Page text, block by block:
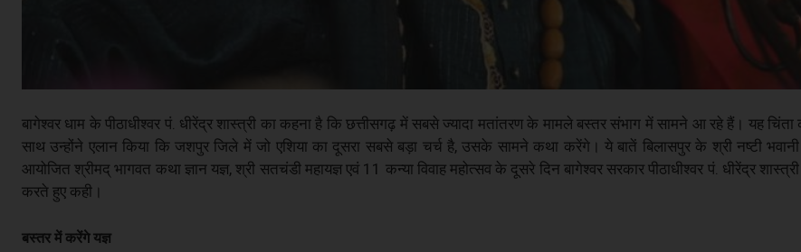
बागेश्वर धाम के पीठाधीश्वर पं. धीरेंद्र शास्त्री का कहना है कि छत्तीसगढ़ में सबसे ज्यादा मतांतरण के मामले बस्तर संभाग में सामने आ रहे हैं। यह
साथ उन्होंने एलान किया कि जशपुर जिले में जो एशिया का दूसरा सबसे बड़ा चर्च है, उसके सामने कथा करेंगे। ये बातें बिलासपुर के श्री नष्टी
आयोजित श्रीमद् भागवत कथा ज्ञान यज्ञ, श्री सतचंडी महायज्ञ एवं 11 कन्या विवाह महोत्सव के दूसरे दिन बागेश्वर सरकार पीठाधीश्वर पं. धीरेंद्र
करते हुए कही।
बस्तर में करेंगे यज्ञ